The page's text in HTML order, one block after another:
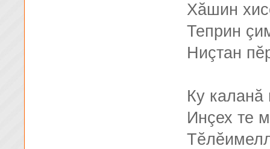
Хăшин
Теприн
Ниçтан
Ку каланă
Инçех те